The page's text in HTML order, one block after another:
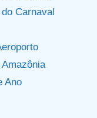
Carnaval
Ano